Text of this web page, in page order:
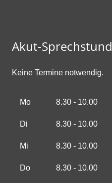
Akut-
Keine Termine notwendig.
Mo 8.30 - 10.00
Di 8.30 - 10.00
Mi 8.30 - 10.00
Do 8.30 - 10.00